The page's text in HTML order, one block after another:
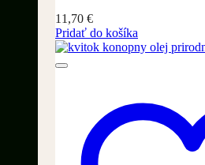
11,70 €
Pridať do košíka